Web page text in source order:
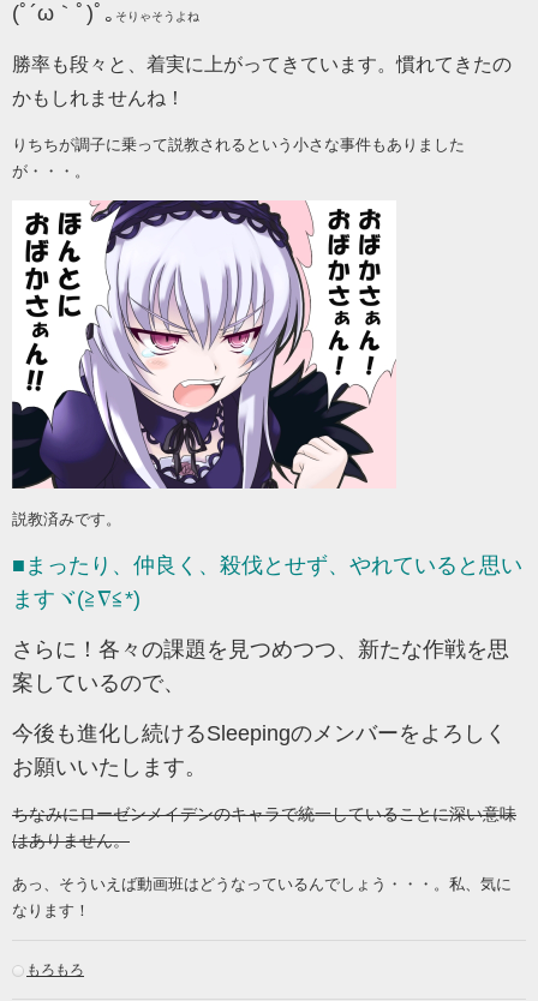
(ﾟ´ω｀ﾟ)ﾟ｡ そりゃそうよね
勝率も段々と、着実に上がってきています。慣れてきたの
かもしれませんね！
りちちが調子に乗って説教されるという小さな事件もありました
が・・・。
説教済みです。
■まったり、仲良く、殺伐とせず、やれていると思い
ますヾ(≧∇≦*)ゝ
さらに！各々の課題を見つめつつ、新たな作戦を思
案しているので、
今後も進化し続けるSleepingのメンバーをよろしく
お願いいたします。
ちなみにローゼンメイデンのキャラで統一していることに深い意味
はありません。
あっ、そういえば動画班はどうなっているんでしょう・・・。私、気に
なります！
もろもろ